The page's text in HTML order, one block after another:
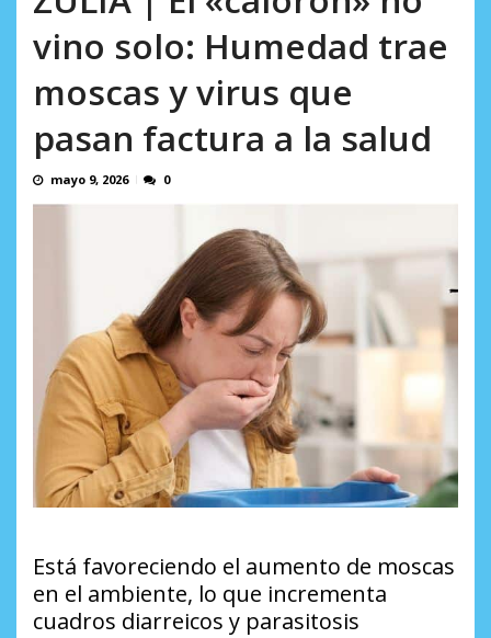
excusas, apagones y promesas
incumplidas...
AGOSTO 6, 2026
vino solo: Humedad trae
moscas y virus que
pasan factura a la salud
mayo 9, 2026 0
Está favoreciendo el aumento de moscas
en el ambiente, lo que incrementa
cuadros diarreicos y parasitosis